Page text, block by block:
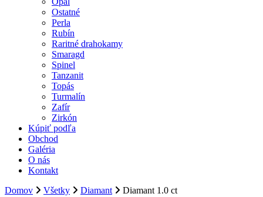
Ostatné
Perla
Rubín
Raritné drahokamy
Smaragd
Spinel
Tanzanit
Topás
Turmalín
Zafír
Zirkón
Kúpiť podľa
Obchod
Galéria
O nás
Kontakt
Domov
Všetky Diamant Diamant 1.0 ct